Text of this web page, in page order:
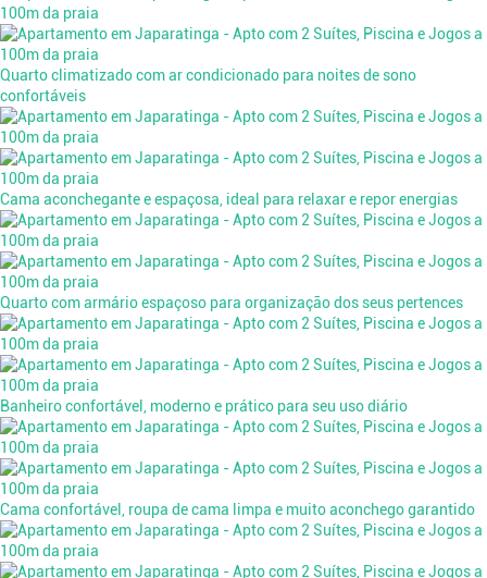
Quarto climatizado com ar condicionado para noites de sono
confortáveis
Cama aconchegante e espaçosa, ideal para relaxar e repor energias
Quarto com armário espaçoso para organização dos seus pertences
Banheiro confortável, moderno e prático para seu uso diário
Cama confortável, roupa de cama limpa e muito aconchego garantido